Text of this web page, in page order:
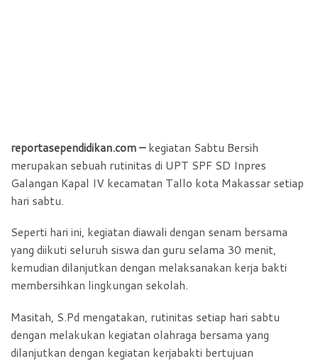
reportasependidikan.com –kegiatan Sabtu Bersih
merupakan sebuah rutinitas di UPT SPF SD Inpres
Galangan Kapal IV kecamatan Tallo kota Makassar setiap
hari sabtu.
Seperti hari ini, kegiatan diawali dengan senam bersama
yang diikuti seluruh siswa dan guru selama 30 menit,
kemudian dilanjutkan dengan melaksanakan kerja bakti
membersihkan lingkungan sekolah.
Masitah, S.Pd mengatakan, rutinitas setiap hari sabtu
dengan melakukan kegiatan olahraga bersama yang
dilanjutkan dengan kegiatan kerjabakti bertujuan